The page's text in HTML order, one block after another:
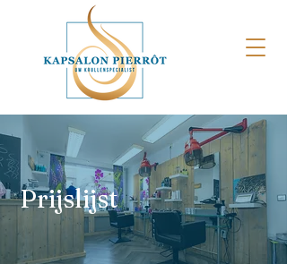
Prijslijst